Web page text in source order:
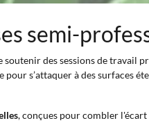
semi-
soutenir des sessions de travail
pour s’attaquer à des surfaces
, conçues pour combler